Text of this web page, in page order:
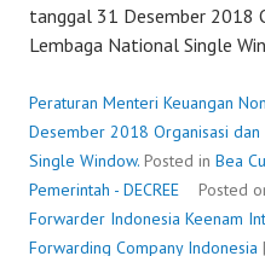
tanggal 31 Desember 2018
Lembaga National Single
Peraturan Menteri Keuangan
Desember 2018 Organisasi
Single Window. Posted in Bea
Pemerintah - DECREE
Posted
Forwarder Indonesia Keenam
Forwarding Company Indonesia